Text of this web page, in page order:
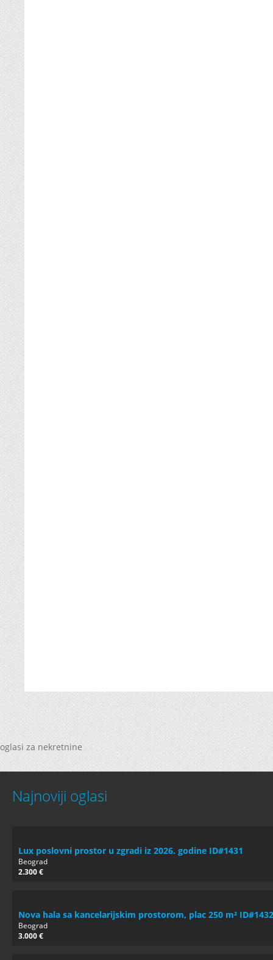
oglasi za nekretnine
Najnoviji oglasi
Lux poslovni prostor u zgradi iz 2026. godine ID#1431
Beograd
2.300 €
Nova hala sa kancelarijskim prostorom, plac 250 m² ID#1432
Beograd
3.000 €